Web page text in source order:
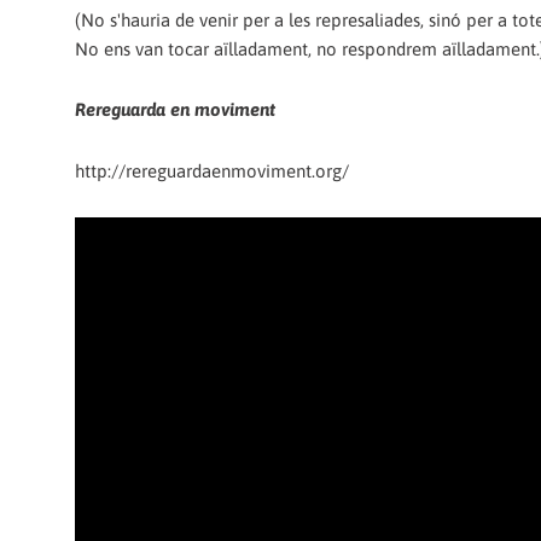
(No s'hauria de venir per a les represaliades, sinó per a
No ens van tocar aïlladament, no respondrem
Rereguarda en moviment
http://rereguardaenmoviment.org/